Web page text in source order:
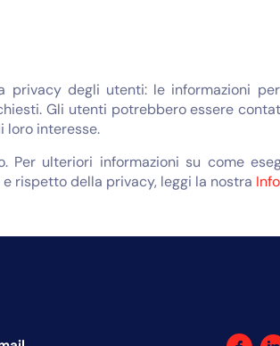
degli utenti: le informazioni
Gli utenti potrebbero essere
loro interesse.
ulteriori informazioni su come
rispetto della privacy, leggi la nostra